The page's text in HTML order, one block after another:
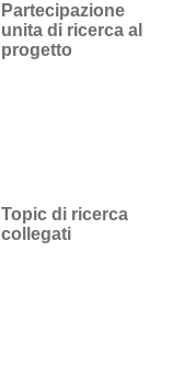
Partecipazione
unita di ricerca al
progetto
Topic di ricerca
collegati